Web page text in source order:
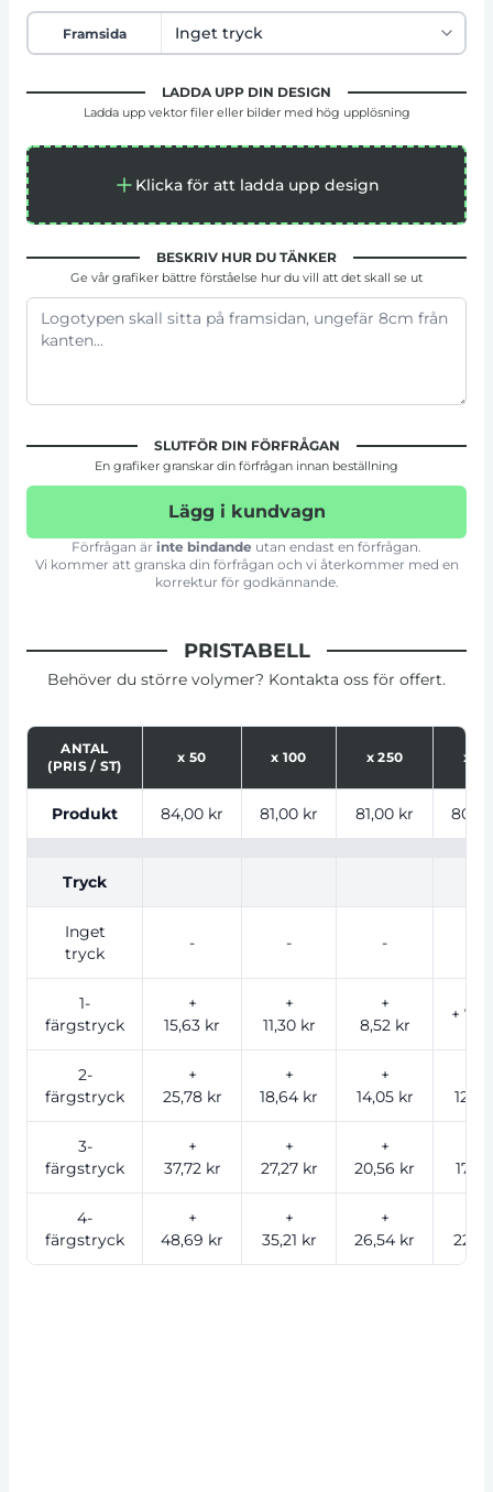
Framsida
LADDA UPP DIN DESIGN
Ladda upp vektor filer eller bilder med hög upplösning
Klicka för att ladda upp design
BESKRIV HUR DU TÄNKER
Ge vår grafiker bättre förståelse hur du vill att det skall se ut
SLUTFÖR DIN FÖRFRÅGAN
En grafiker granskar din förfrågan innan beställning
Lägg i kundvagn
Förfrågan är inte bindande utan endast en förfrågan.
Vi kommer att granska din förfrågan och vi återkommer med en
korrektur för godkännande.
PRISTABELL
Behöver du större volymer? Kontakta oss för offert.
ANTAL
(PRIS / ST)
x 50 x 100 x250 x
Produkt 84,00 kr 81,00 kr 81,00 kr
Tryck
Inget
tryck
- - -
1-
färgstryck
+
15,63 kr
+
11,30 kr
+
8,52 kr
+
2-
färgstryck
+
25,78 kr
+
18,64 kr
+
14,05 kr
3-
färgstryck
+
37,72 kr
+
27,27 kr
+
20,56 kr
4-
färgstryck
+
48,69 kr
+
35,21 kr
+
26,54 kr